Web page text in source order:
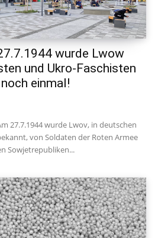
wurde Lwow
und Ukro-Faschisten
einmal!
27.7.1944 wurde Lwov, in deutschen
von Soldaten der Roten Armee
Sowjetrepubliken...